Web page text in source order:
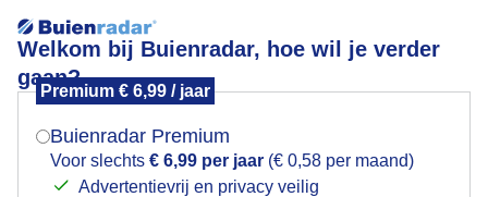
Welkom bij Buienradar, hoe wil je verder
gaan?
Premium € 6,99 / jaar
Buienradar Premium
Voor slechts € 6,99 per jaar (€ 0,58 per maand)
Advertentievrij en privacy veilig
Mooie bewolking boven de Groninger landerijen
vanmiddag
Mogen we je locatie gebruiken voor het